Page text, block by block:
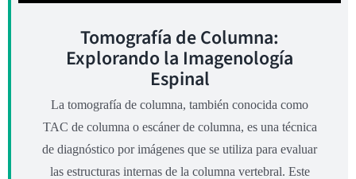
Tomografía de Columna:
Explorando la Imagenología
Espinal
La tomografía de columna, también conocida como
TAC de columna o escáner de columna, es una técnica
de diagnóstico por imágenes que se utiliza para evaluar
las estructuras internas de la columna vertebral. Este